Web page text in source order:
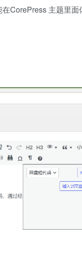
CorePress 主题里